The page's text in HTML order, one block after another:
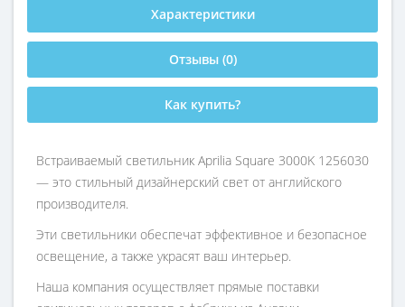
Характеристики
Отзывы (0)
Как купить?
Встраиваемый светильник Aprilia Square 3000K 1256030
— это стильный дизайнерский свет от английского
производителя.
Эти светильники обеспечат эффективное и безопасное
освещение, а также украсят ваш интерьер.
Наша компания осуществляет прямые поставки